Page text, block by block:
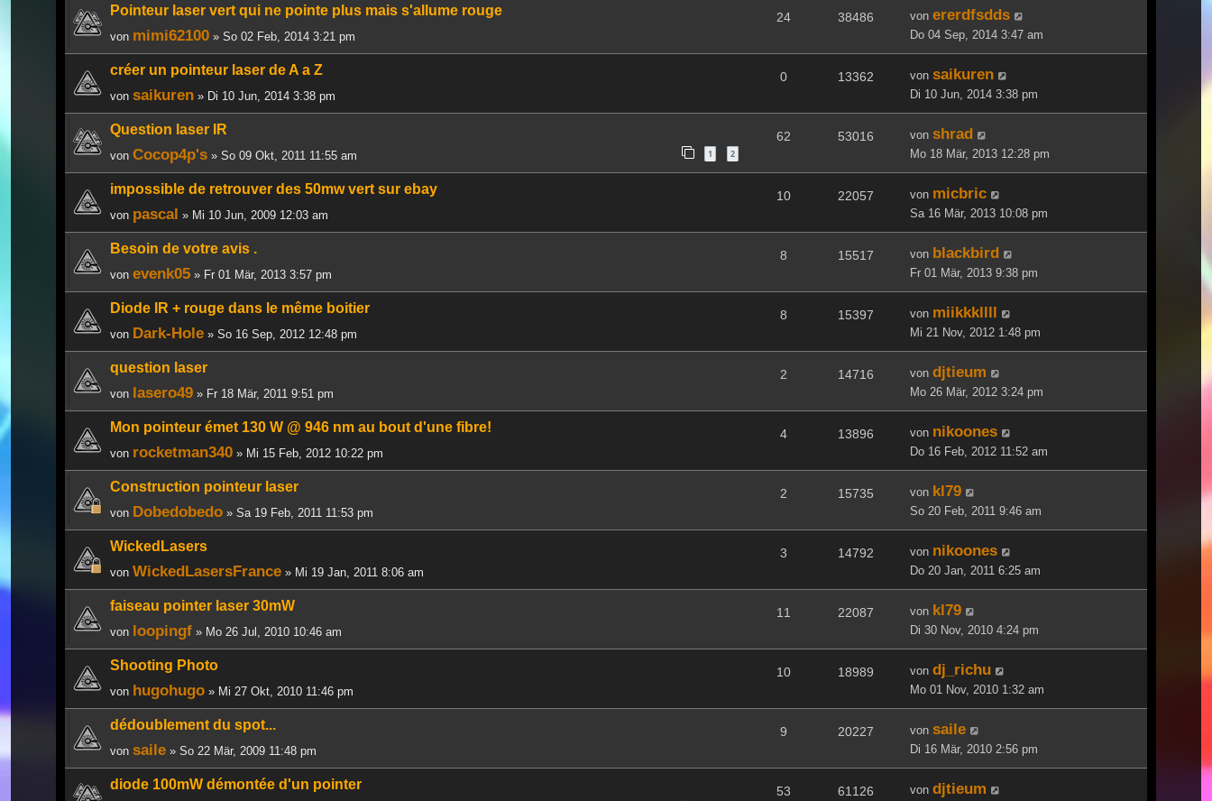
Pointeur laser vert qui ne pointe plus mais s'allume rouge
von mimi62100 » So 02 Feb, 2014 3:21 pm
24 38486 von ererdfsdds
Do 04 Sep, 2014 3:47 am
créer un pointeur laser de A a Z
von saikuren » Di 10 Jun, 2014 3:38 pm
0 13362 von saikuren
Di 10 Jun, 2014 3:38 pm
Question laser IR
von Cocop4p's » So 09 Okt, 2011 11:55 am 1 2
62 53016 von shrad
Mo 18 Mär, 2013 12:28 pm
impossible de retrouver des 50mw vert sur ebay
von pascal » Mi 10 Jun, 2009 12:03 am
10 22057 von micbric
Sa 16 Mär, 2013 10:08 pm
Besoin de votre avis .
von evenk05 » Fr 01 Mär, 2013 3:57 pm
8 15517 von blackbird
Fr 01 Mär, 2013 9:38 pm
Diode IR + rouge dans le même boitier
von Dark-Hole » So 16 Sep, 2012 12:48 pm
8 15397 von miikkkllll
Mi 21 Nov, 2012 1:48 pm
question laser
von lasero49 » Fr 18 Mär, 2011 9:51 pm
2 14716 von djtieum
Mo 26 Mär, 2012 3:24 pm
Mon pointeur émet 130 W @ 946 nm au bout d'une fibre!
von rocketman340 » Mi 15 Feb, 2012 10:22 pm
4 13896 von nikoones
Do 16 Feb, 2012 11:52 am
Construction pointeur laser
von Dobedobedo » Sa 19 Feb, 2011 11:53 pm
2 15735 von kl79
So 20 Feb, 2011 9:46 am
WickedLasers
von WickedLasersFrance » Mi 19 Jan, 2011 8:06 am
3 14792 von nikoones
Do 20 Jan, 2011 6:25 am
faiseau pointer laser 30mW
von loopingf » Mo 26 Jul, 2010 10:46 am
11 22087 von kl79
Di 30 Nov, 2010 4:24 pm
Shooting Photo
von hugohugo » Mi 27 Okt, 2010 11:46 pm
10 18989 von dj_richu
Mo 01 Nov, 2010 1:32 am
dédoublement du spot...
von saile » So 22 Mär, 2009 11:48 pm
9 20227 von saile
Di 16 Mär, 2010 2:56 pm
diode 100mW démontée d'un pointer 53 61126 von djtieum